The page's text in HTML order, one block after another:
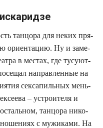
тан­цо­ра для неких пря­
ори­ен­та­цию. Ну и заме­
в местах, где тусу­ют­
направ­лен­ные на
сек­са­пиль­ных мень­
– устро­и­те­ля и
тан­цо­ра нико­
с мужи­ка­ми. На